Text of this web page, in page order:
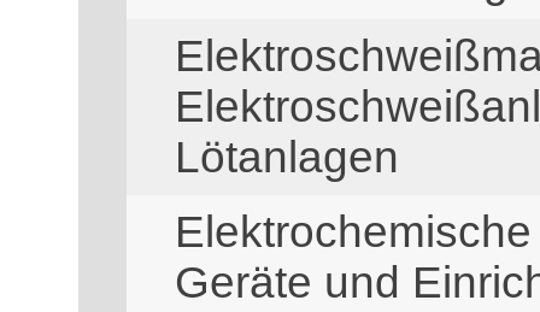
Lötanlagen
Geräte und